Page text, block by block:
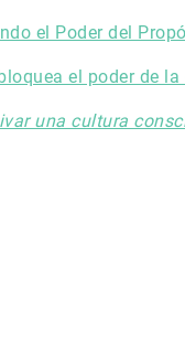
el Poder del
el poder de
una cultura